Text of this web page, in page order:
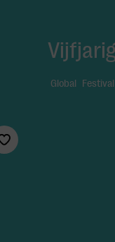
Global Festival